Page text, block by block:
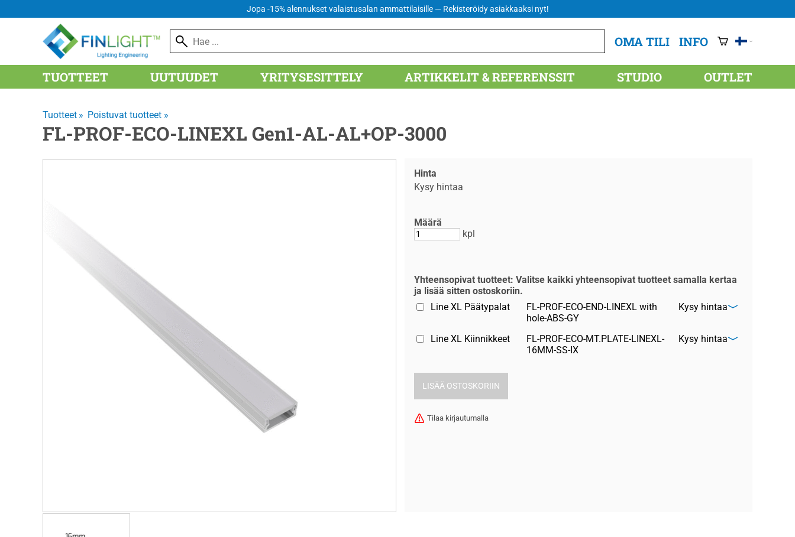
Jopa -15% alennukset valaistusalan ammattilaisille — Rekisteröidy asiakkaaksi nyt!
OMA TILI INFO
TUOTTEET UUTUUDET YRITYSESITTELY ARTIKKELIT & REFERENSSIT STUDIO OUTLET
Tuotteet ‪» Poistuvat tuotteet ‪»
FL-PROF-ECO-LINEXL Gen1-AL-AL+OP-3000
Hinta
Kysy hintaa
Määrä
kpl
Yhteensopivat tuotteet: Valitse kaikki yhteensopivat tuotteet samalla kertaa
ja lisää sitten ostoskoriin.
Line XL Päätypalat
FL-PROF-ECO-END-LINEXL with
hole-ABS-GY
Kysy hintaa
Line XL Kiinnikkeet
FL-PROF-ECO-MT.PLATE-LINEXL-
16MM-SS-IX
Kysy hintaa
Tilaa kirjautumalla